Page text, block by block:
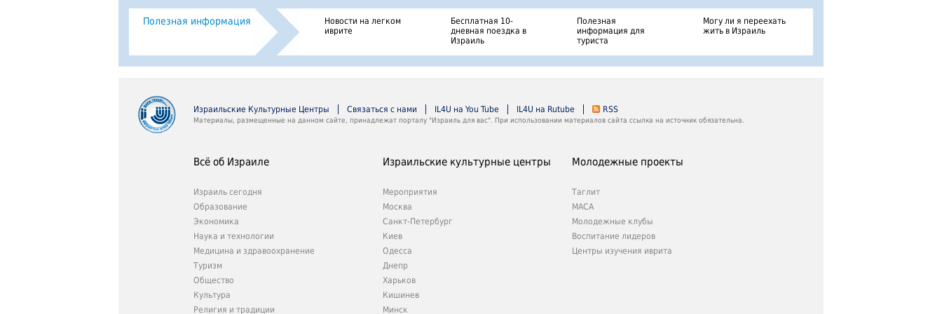
Полезная информация
Новости на легком
иврите
Бесплатная 10-
дневная поездка в
Израиль
Полезная
информация для
туриста
Могу ли я переехать
жить в Израиль
Израильские Культурные Центры Связаться с нами IL4U на You Tube IL4U на Rutube RSS
Материалы, размещенные на данном сайте, принадлежат порталу "Израиль для вас". При использовании материалов сайта ссылка на источник обязательна.
Всё об Израиле
Израиль сегодня
Образование
Экономика
Наука и технологии
Медицина и здравоохранение
Туризм
Общество
Культура
Религия и традиции
Израильские культурные центры
Мероприятия
Москва
Санкт-Петербург
Киев
Одесса
Днепр
Харьков
Кишинев
Минск
Молодежные проекты
Таглит
МАСА
Молодежные клубы
Воспитание лидеров
Центры изучения иврита